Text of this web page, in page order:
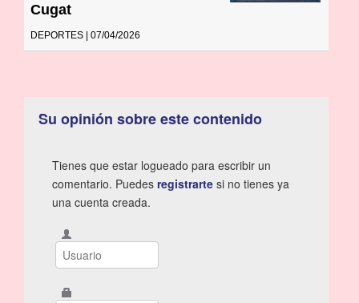
Cugat
DEPORTES | 07/04/2026
Su opinión sobre este contenido
Tienes que estar logueado para escribir un
comentario. Puedes registrarte si no tienes ya
una cuenta creada.